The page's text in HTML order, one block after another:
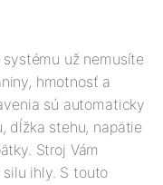
už nemusíte
hmotnosť a
sú automaticky
dĺžka stehu, napätie
Stroj Vám
ihly. S touto